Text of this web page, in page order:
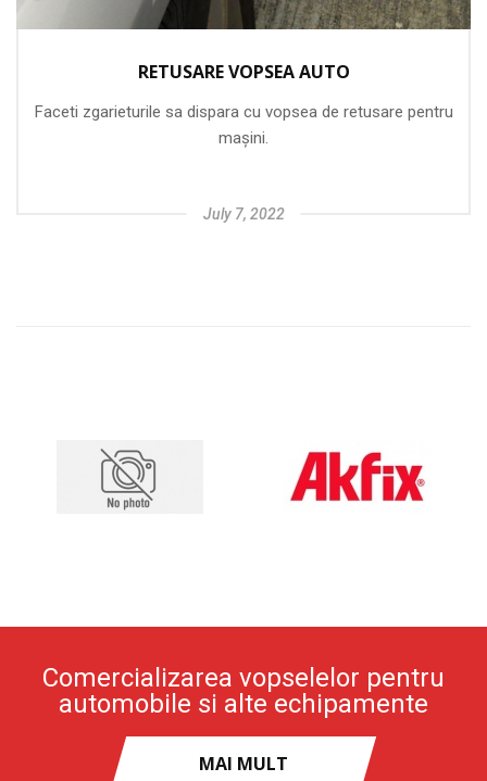
RETUSARE VOPSEA AUTO
Faceti zgarieturile sa dispara cu vopsea de retusare pentru
mașini.
July 7, 2022
Comercializarea vopselelor pentru
automobile si alte echipamente
MAI MULT